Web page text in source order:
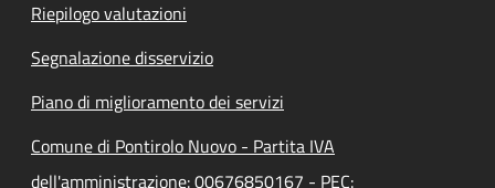
Riepilogo valutazioni
Segnalazione disservizio
Piano di miglioramento dei servizi
Comune di Pontirolo Nuovo - Partita IVA
dell'amministrazione: 00676850167 - PEC: